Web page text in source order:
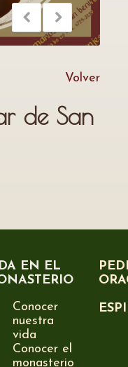
Volver
de San
EN EL
Conocer
nuestra
vida
Conocer el
monasterio